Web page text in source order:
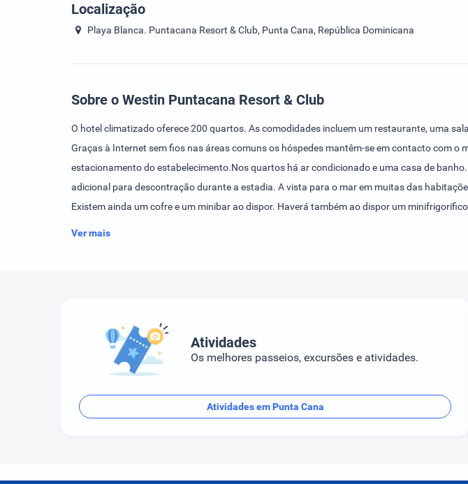
Localização
Playa Blanca. Puntacana Resort & Club, Punta Cana, República Dominicana
Sobre o Westin Puntacana Resort & Club
O hotel climatizado oferece 200 quartos. As comodidades incluem um restaurante, uma
Graças à Internet sem fios nas áreas comuns os hóspedes mantêm-se em contacto com
estacionamento do estabelecimento.Nos quartos há ar condicionado e uma casa de
adicional para descontração durante a estadia. A vista para o mar em muitas das
Existem ainda um cofre e um minibar ao dispor. Haverá também ao dispor um
Ver mais
Atividades
Os melhores passeios, excursões e atividades.
Atividades em Punta Cana